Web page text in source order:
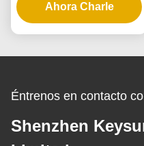
para luces de banda
LED y colgantes
Ahora Charle
Éntrenos en contacto
Shenzhen